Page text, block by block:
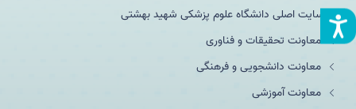
سایت اصلی دانشگاه علوم پزشکی شهید بهشتی
معاونت تحقیقات و فناوری
معاونت دانشجویی و فرهنگی
معاونت آموزشی